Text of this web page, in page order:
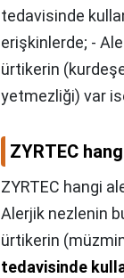
tedavisinde
erişkinlerde; -
ürtikerin
yetmezliği) var
ZYRTEC
ZYRTEC hangi
Alerjik nezlenin
ürtikerin
tedavisinde